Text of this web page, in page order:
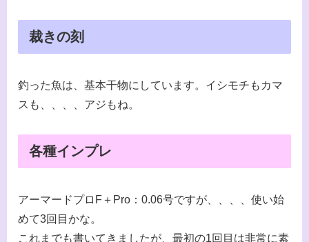
裁きの刻
釣った魚は、基本干物にしています。イシモチもカマ
スも、、、、アジもね。
各種インプレ
アーマードプロF＋Pro：0.06号ですが、、、、使い始
めて3回目かな。
これまでも書いてきましたが、最初の1回目は非常に素